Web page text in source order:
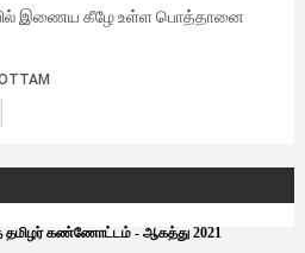
இணைய கீழே உள்ள பொத்தானை
தமிழர் கண்ணோட்டம் - ஆகத்து 2021